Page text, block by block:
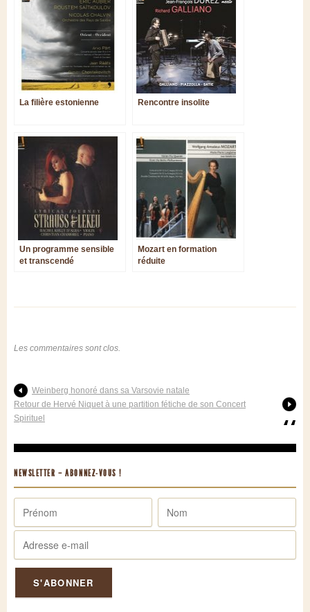
La filière estonienne Rencontre insolite
Un programme sensible
et transcendé
Mozart en formation
réduite
Les commentaires sont clos.
Weinberg honoré dans sa Varsovie natale
Retour de Hervé Niquet à une partition fétiche de son Concert
Spirituel
NEWSLETTER – ABONNEZ-VOUS !